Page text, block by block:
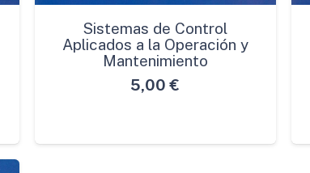
Sistemas de Control
Aplicados a la Operación y
Mantenimiento
5,00 €